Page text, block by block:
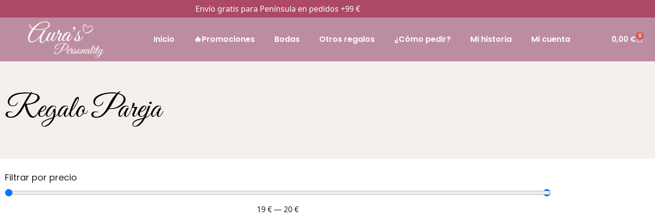
Envío gratis para Península en pedidos +99 €
Inicio 🔥Promociones Bodas Otros regalos ¿Cómo pedir? Mi historia Mi cuenta 0,00 € 0
Regalo Pareja
Filtrar por precio
19€—20€